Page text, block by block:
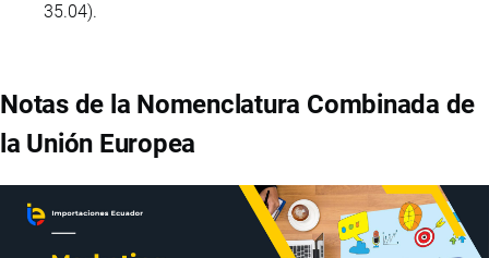
35.04).
Notas de la Nomenclatura Combinada de
la Unión Europea